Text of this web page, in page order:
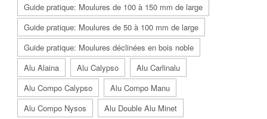
Guide pratique: Moulures de 100 à 150 mm de large
Guide pratique: Moulures de 50 à 100 mm de large
Guide pratique: Moulures déclinées en bois noble
Alu Alaina
Alu Calypso
Alu Carlinalu
Alu Compo Calypso
Alu Compo Manu
Alu Compo Nysos
Alu Double Alu Minet